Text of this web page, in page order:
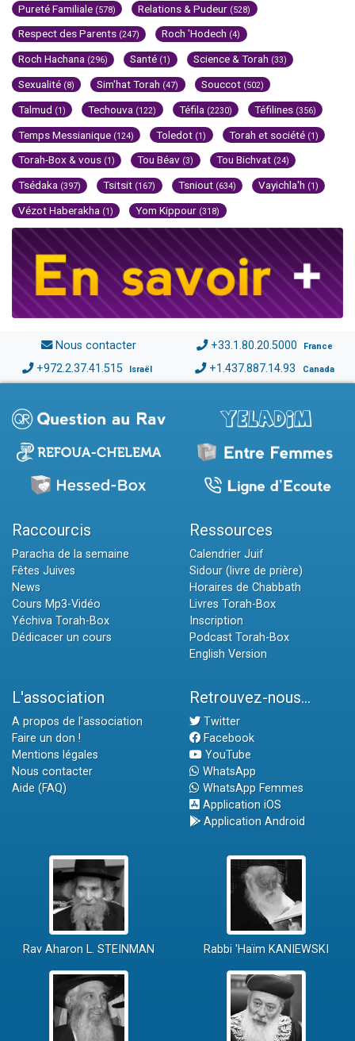
Pureté Familiale (578) Relations & Pudeur (528)
Respect des Parents (247) Roch 'Hodech (4)
Roch Hachana (296) Santé (1) Science & Torah (33)
Sexualité (8) Sim'hat Torah (47) Souccot (502)
Talmud (1) Techouva (122) Téfila (2230) Téfilines (356)
Temps Messianique (124) Toledot (1) Torah et société (1)
Torah-Box & vous (1) Tou Béav (3) Tou Bichvat (24)
Tsédaka (397) Tsitsit (167) Tsniout (634) Vayichla'h (1)
Vézot Haberakha (1) Yom Kippour (318)
Nous contacter +33.1.80.20.5000 France
+972.2.37.41.515 Israël +1.437.887.14.93 Canada
Raccourcis
Paracha de la semaine
Fêtes Juives
News
Cours Mp3-Vidéo
Yéchiva Torah-Box
Dédicacer un cours
Ressources
Calendrier Juif
Sidour (livre de prière)
Horaires de Chabbath
Livres Torah-Box
Inscription
Podcast Torah-Box
English Version
L'association
A propos de l'association
Faire un don !
Mentions légales
Nous contacter
Aide (FAQ)
Retrouvez-nous...
Twitter
Facebook
YouTube
WhatsApp
WhatsApp Femmes
Application iOS
Application Android
Rav Aharon L. STEINMAN Rabbi 'Haïm KANIEWSKI